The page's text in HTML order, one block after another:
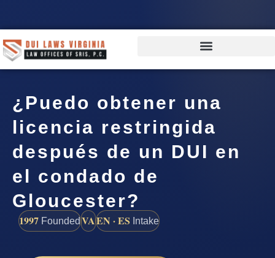
¿Puedo obtener una
licencia restringida
después de un DUI en
el condado de
Gloucester?
1997 FoundedVAEN · ES Intake